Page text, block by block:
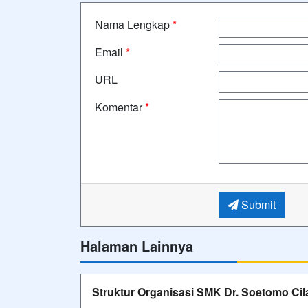
Nama Lengkap*
Email *
URL
Komentar*
Submit
Halaman Lainnya
Struktur Organisasi SMK Dr. Soetomo